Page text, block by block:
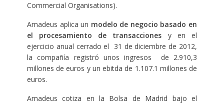
Commercial Organisations).
Amadeus aplica un modelo de negocio basado en
el procesamiento de transacciones y en el
ejercicio anual cerrado el 31 de diciembre de 2012,
la compañía registró unos ingresos de 2.910,3
millones de euros y un ebitda de 1.107.1 millones de
euros.
Amadeus cotiza en la Bolsa de Madrid bajo el